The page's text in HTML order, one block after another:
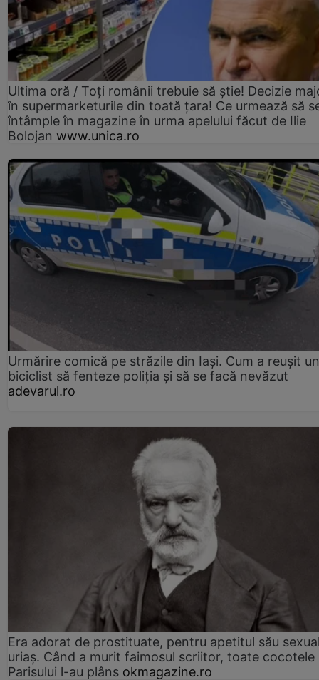
Ultima oră / Toți românii trebuie să știe! Decizie
în supermarketurile din toată țara! Ce urmează să
întâmple în magazine în urma apelului făcut de Ilie
Bolojan www.unica.ro
Urmărire comică pe străzile din Iași. Cum a reușit un
biciclist să fenteze poliția și să se facă nevăzut
adevarul.ro
Era adorat de prostituate, pentru apetitul său
uriaș. Când a murit faimosul scriitor, toate cocotele
Parisului l-au plâns okmagazine.ro